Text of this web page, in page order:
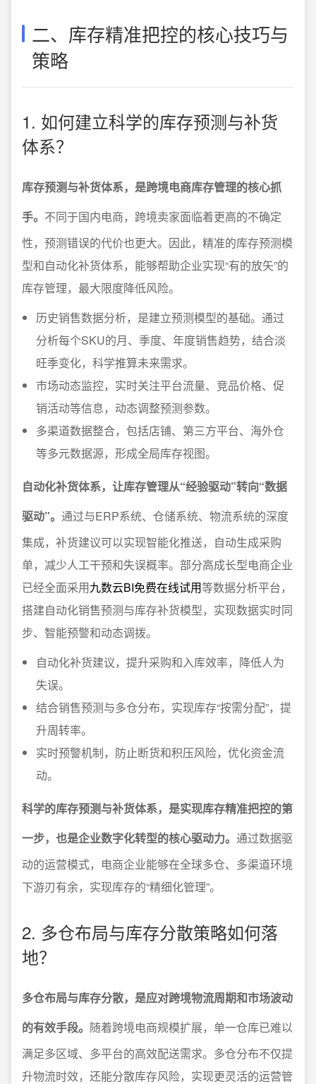
二、库存精准把控的核心技巧与
策略
1. 如何建立科学的库存预测与补货
体系？
库存预测与补货体系，是跨境电商库存管理的核心抓
手。 不同于国内电商，跨境卖家面临着更高的不确定
性，预测错误的代价也更大。因此，精准的库存预测模
型和自动化补货体系，能够帮助企业实现“有的放矢”的
库存管理，最大限度降低风险。
历史销售数据分析，是建立预测模型的基础。通过
分析每个SKU的月、季度、年度销售趋势，结合淡
旺季变化，科学推算未来需求。
市场动态监控，实时关注平台流量、竞品价格、促
销活动等信息，动态调整预测参数。
多渠道数据整合，包括店铺、第三方平台、海外仓
等多元数据源，形成全局库存视图。
自动化补货体系，让库存管理从“经验驱动”转向“数据
驱动”。 通过与ERP系统、仓储系统、物流系统的深度
集成，补货建议可以实现智能化推送，自动生成采购
单，减少人工干预和失误概率。部分高成长型电商企业
已经全面采用九数云BI免费在线试用等数据分析平台，
搭建自动化销售预测与库存补货模型，实现数据实时同
步、智能预警和动态调拨。
自动化补货建议，提升采购和入库效率，降低人为
失误。
结合销售预测与多仓分布，实现库存“按需分配”，提
升周转率。
实时预警机制，防止断货和积压风险，优化资金流
动。
科学的库存预测与补货体系，是实现库存精准把控的第
一步，也是企业数字化转型的核心驱动力。 通过数据驱
动的运营模式，电商企业能够在全球多仓、多渠道环境
下游刃有余，实现库存的“精细化管理”。
2. 多仓布局与库存分散策略如何落
地？
多仓布局与库存分散，是应对跨境物流周期和市场波动
的有效手段。 随着跨境电商规模扩展，单一仓库已难以
满足多区域、多平台的高效配送需求。多仓分布不仅提
升物流时效，还能分散库存风险，实现更灵活的运营管